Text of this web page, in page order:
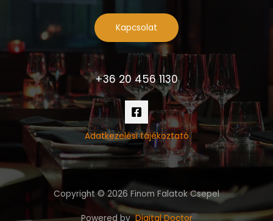
Kapcsolat
+36 20 456 1130
Adatkezelési tájékoztató
Copyright © 2026 Finom Falatok Csepel
Powered byDigital Doctor